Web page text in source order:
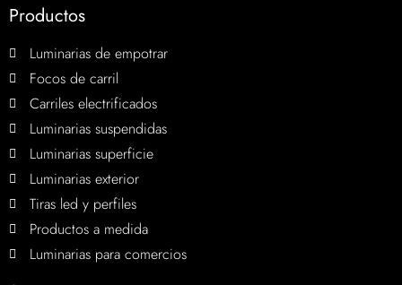
Productos
Luminarias de empotrar
Focos de carril
Carriles electrificados
Luminarias suspendidas
Luminarias superficie
Luminarias exterior
Tiras led y perfiles
Productos a medida
Luminarias para comercios